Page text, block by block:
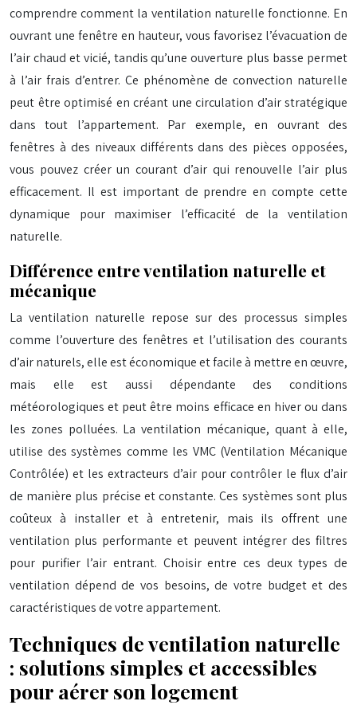
comprendre comment la ventilation naturelle fonctionne. En
ouvrant une fenêtre en hauteur, vous favorisez l’évacuation de
l’air chaud et vicié, tandis qu’une ouverture plus basse permet
à l’air frais d’entrer. Ce phénomène de convection naturelle
peut être optimisé en créant une circulation d’air stratégique
dans tout l’appartement. Par exemple, en ouvrant des
fenêtres à des niveaux différents dans des pièces opposées,
vous pouvez créer un courant d’air qui renouvelle l’air plus
efficacement. Il est important de prendre en compte cette
dynamique pour maximiser l’efficacité de la ventilation
naturelle.
Différence entre ventilation naturelle et
mécanique
La ventilation naturelle repose sur des processus simples
comme l’ouverture des fenêtres et l’utilisation des courants
d’air naturels, elle est économique et facile à mettre en œuvre,
mais elle est aussi dépendante des conditions
météorologiques et peut être moins efficace en hiver ou dans
les zones polluées. La ventilation mécanique, quant à elle,
utilise des systèmes comme les VMC (Ventilation Mécanique
Contrôlée) et les extracteurs d’air pour contrôler le flux d’air
de manière plus précise et constante. Ces systèmes sont plus
coûteux à installer et à entretenir, mais ils offrent une
ventilation plus performante et peuvent intégrer des filtres
pour purifier l’air entrant. Choisir entre ces deux types de
ventilation dépend de vos besoins, de votre budget et des
caractéristiques de votre appartement.
Techniques de ventilation naturelle
: solutions simples et accessibles
pour aérer son logement